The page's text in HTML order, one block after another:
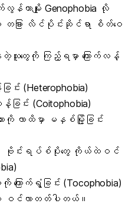
န်တာမျိုး Genophobia လို
ခြား လိင်ပိုင်းဆိုင်ရာ စိတ်ဝေ
တွေကို ကြည့်ရမှာ ကြောက်လန့်
း (Heterophobia)
ြင်း (Coitophobia)
ကို လာထိမှာ မနှစ်မြို့ခြင်း
ဗိုင်းရပ်စ်ပိုးတွေ ကိုယ်ထဲဝင်
ကို ကြောက်ရွံ့ခြင်း (Tocophobia)
ပါ ဝင်လာတတ်ပါတယ်။